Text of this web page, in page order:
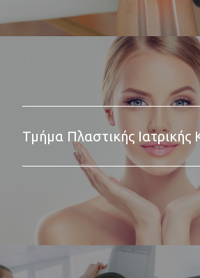
Τμήμα Πλαστικής Ιατρικής